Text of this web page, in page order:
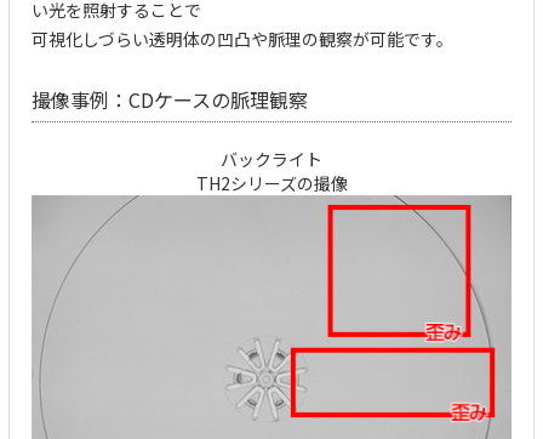
い光を照射することで
可視化しづらい透明体の凹凸や脈理の観察が可能です。
撮像事例：CDケースの脈理観察
バックライト
TH2シリーズの撮像